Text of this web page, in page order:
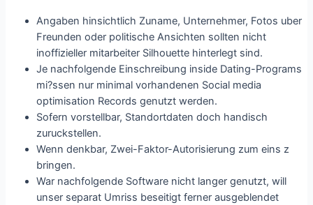
Angaben hinsichtlich Zuname, Unternehmer, Fotos uber
Freunden oder politische Ansichten sollten nicht
inoffizieller mitarbeiter Silhouette hinterlegt sind.
Je nachfolgende Einschreibung inside Dating-Programs
mi?ssen nur minimal vorhandenen Social media
optimisation Records genutzt werden.
Sofern vorstellbar, Standortdaten doch handisch
zuruckstellen.
Wenn denkbar, Zwei-Faktor-Autorisierung zum eins z
bringen.
War nachfolgende Software nicht langer genutzt, will
unser separat Umriss beseitigt ferner ausgeblendet